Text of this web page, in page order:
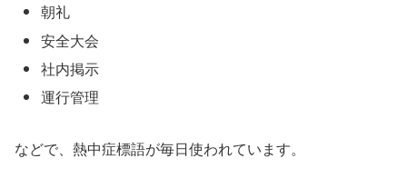
朝礼
安全大会
社内掲示
運行管理
などで、熱中症標語が毎日使われています。